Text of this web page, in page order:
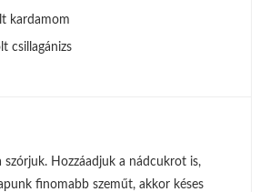
kardamom
csillagánizs
szórjuk. Hozzáadjuk a nádcukrot is,
finomabb szeműt, akkor késes